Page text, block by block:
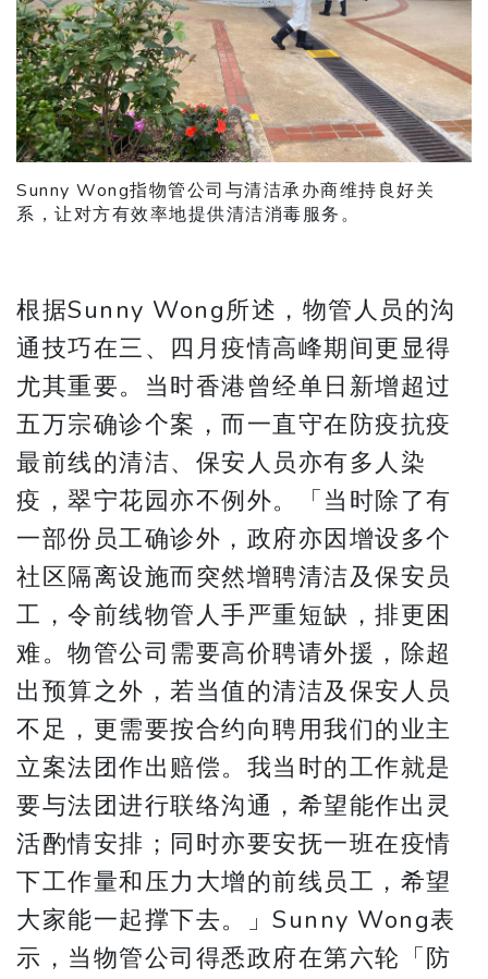
Sunny Wong指物管公司与清洁承办商维持良好关
系，让对方有效率地提供清洁消毒服务。
根据Sunny Wong所述，物管人员的沟
通技巧在三、四月疫情高峰期间更显得
尤其重要。当时香港曾经单日新增超过
五万宗确诊个案，而一直守在防疫抗疫
最前线的清洁、保安人员亦有多人染
疫，翠宁花园亦不例外。「当时除了有
一部份员工确诊外，政府亦因增设多个
社区隔离设施而突然增聘清洁及保安员
工，令前线物管人手严重短缺，排更困
难。物管公司需要高价聘请外援，除超
出预算之外，若当值的清洁及保安人员
不足，更需要按合约向聘用我们的业主
立案法团作出赔偿。我当时的工作就是
要与法团进行联络沟通，希望能作出灵
活酌情安排；同时亦要安抚一班在疫情
下工作量和压力大增的前线员工，希望
大家能一起撑下去。」Sunny Wong表
示，当物管公司得悉政府在第六轮「防